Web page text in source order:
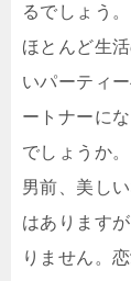
るでしょう。
ほとんど生
いパーティ
ートナーに
でしょうか。
男前、美し
はあります
りません。